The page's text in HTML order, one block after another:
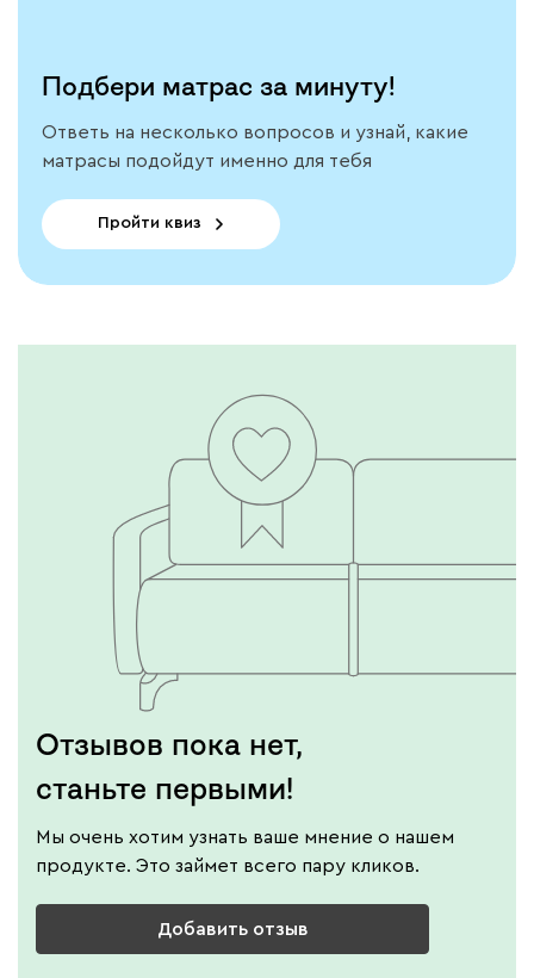
Подбери матрас за минуту!
Ответь на несколько вопросов и узнай, какие
матрасы подойдут именно для тебя
Пройти квиз
Отзывов пока нет,
станьте первыми!
Мы очень хотим узнать ваше мнение о нашем
продукте. Это займет всего пару кликов.
Добавить отзыв